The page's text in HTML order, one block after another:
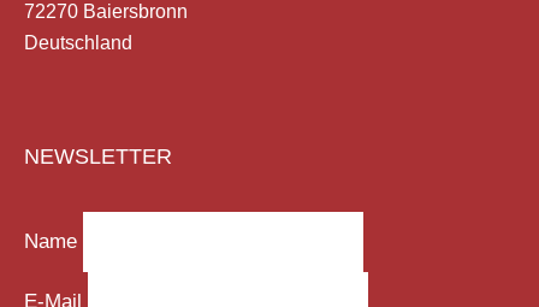
72270 Baiersbronn
Deutschland
NEWSLETTER
Name
E-Mail